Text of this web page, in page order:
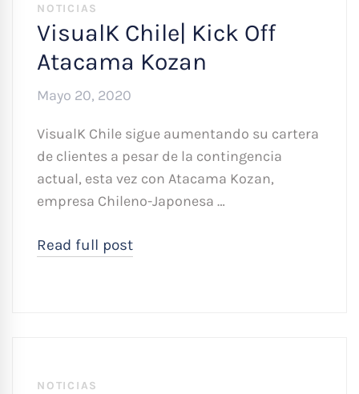
NOTICIAS
VisualK Chile| Kick Off
Atacama Kozan
Mayo 20, 2020
VisualK Chile sigue aumentando su cartera
de clientes a pesar de la contingencia
actual, esta vez con Atacama Kozan,
empresa Chileno-Japonesa …
Read full post
NOTICIAS